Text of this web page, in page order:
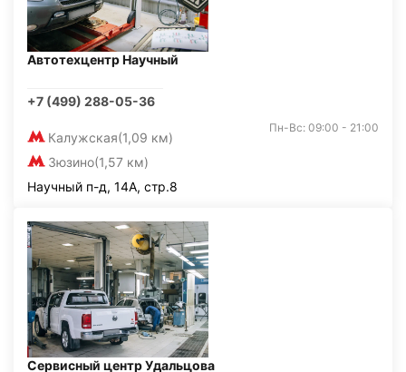
Автотехцентр Научный
+7 (499) 288-05-36
Калужская(1,09 км)
Зюзино(1,57 км)
Пн-Вс: 09:00 - 21:00
Научный п-д, 14А, стр.8
Сервисный центр Удальцова